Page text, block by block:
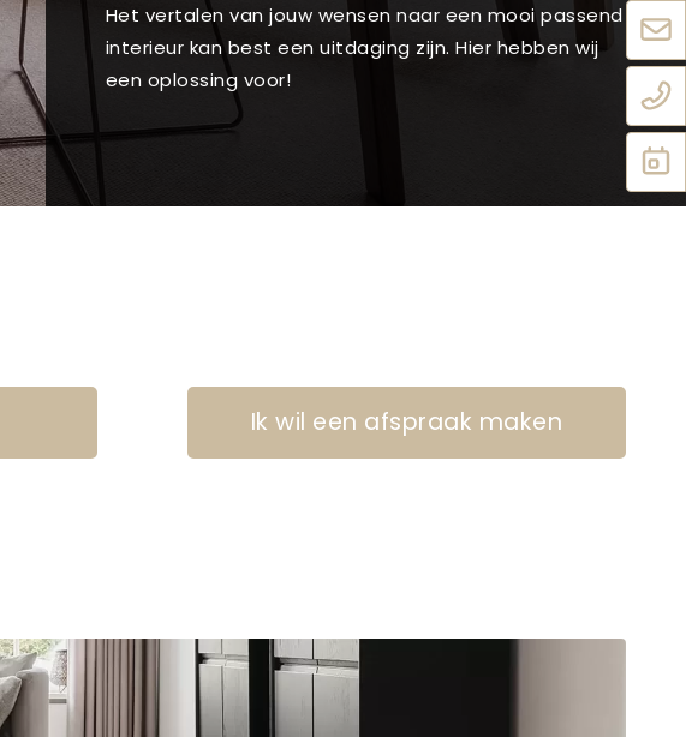
Het vertalen van jouw wensen naar een mooi passend
interieur kan best een uitdaging zijn. Hier hebben wij
een oplossing voor!
Ik wil een afspraak maken